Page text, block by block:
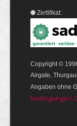
Zertifikat:
Copyright ©
Airgate,
Angaben ohne
bedin­gungen,